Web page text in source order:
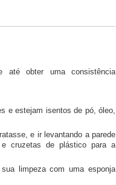
até obter uma consistência
e estejam isentos de pó, óleo,
e ir levantando a parede
cruzetas de plástico para a
limpeza com uma esponja